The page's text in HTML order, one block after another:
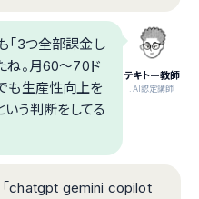
テキトー教師
.AI認定講師
「3つ全部課金し
ね。月60〜70ド
も生産性向上を
う判断をしてる
「chatgpt gemini copilot